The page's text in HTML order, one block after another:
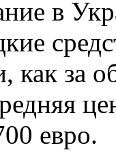
в
как за
евро.